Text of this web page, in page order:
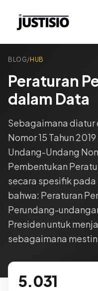
BLOG/ HUB
Peraturan
dalam Data
Sebagaimana
Nomor 15 Tahun
Undang-Undang
Pembentukan
secara spesifik pada
bahwa: Peraturan
Perundang-
Presiden untuk
sebagaimana
5.031